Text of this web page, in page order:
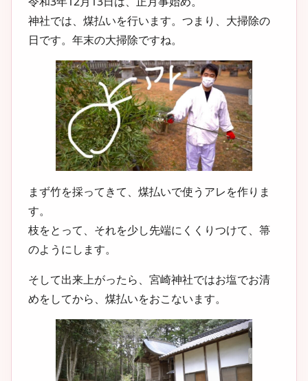
神社では、煤払いを行います。つまり、大掃除の
日です。年末の大掃除ですね。
まず竹を採ってきて、煤払いで使うアレを作りま
す。
枝をとって、それを少し先端にくくりつけて、箒
のようにします。
そして出来上がったら、宮崎神社ではお塩でお清
めをしてから、煤払いをおこないます。